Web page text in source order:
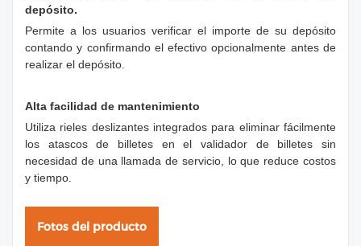
depósito.
Permite a los usuarios verificar el importe de su depósito
contando y confirmando el efectivo opcionalmente antes de
realizar el depósito.
Alta facilidad de mantenimiento
Utiliza rieles deslizantes integrados para eliminar fácilmente
los atascos de billetes en el validador de billetes sin
necesidad de una llamada de servicio, lo que reduce costos
y tiempo.
Fotos del producto